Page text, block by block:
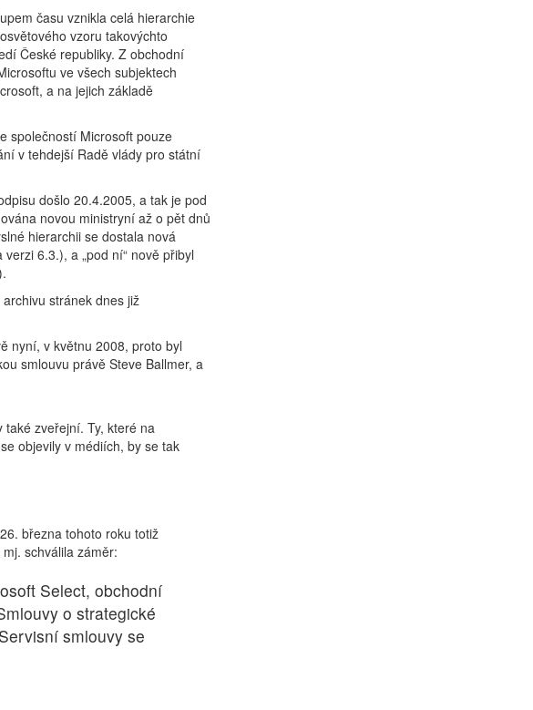
času vznikla celá hierarchie
vzoru takovýchto
České republiky. Z obchodní
ve všech subjektech
a na jejich základě
společností Microsoft pouze
v tehdejší Radě vlády pro státní
došlo 20.4.2005, a tak je pod
novou ministryní až o pět dnů
hierarchii se dostala nová
6.3.), a „pod ní“ nově přibyl
archivu stránek dnes již
nyní, v květnu 2008, proto byl
smlouvu právě Steve Ballmer, a
zveřejní. Ty, které na
objevily v médiích, by se tak
března tohoto roku totiž
schválila záměr:
Select, obchodní
o strategické
smlouvy se